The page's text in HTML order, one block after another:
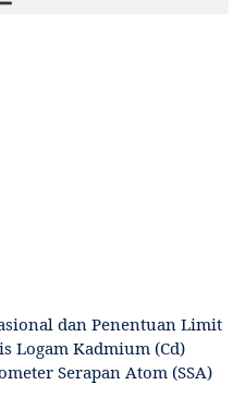
dan Penentuan Limit
Logam Kadmium (Cd)
Serapan Atom (SSA)